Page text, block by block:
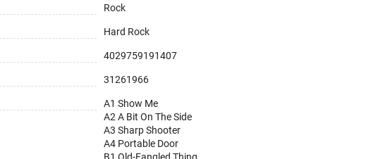
Rock
Hard Rock
4029759191407
31261966
A1 Show Me
A2 A Bit On The Side
A3 Sharp Shooter
A4 Portable Door